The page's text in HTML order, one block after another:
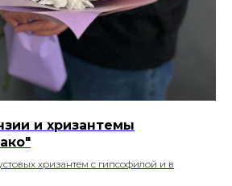
и хризантемы
хризантем с гипсофилой и в